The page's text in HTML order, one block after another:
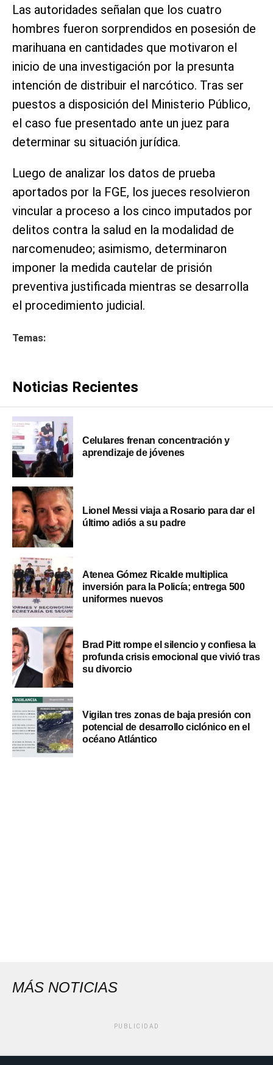
Las autoridades señalan que los cuatro
hombres fueron sorprendidos en posesión de
marihuana en cantidades que motivaron el
inicio de una investigación por la presunta
intención de distribuir el narcótico. Tras ser
puestos a disposición del Ministerio Público,
el caso fue presentado ante un juez para
determinar su situación jurídica.
Luego de analizar los datos de prueba
aportados por la FGE, los jueces resolvieron
vincular a proceso a los cinco imputados por
delitos contra la salud en la modalidad de
narcomenudeo; asimismo, determinaron
imponer la medida cautelar de prisión
preventiva justificada mientras se desarrolla
el procedimiento judicial.
Temas:
Noticias Recientes
Celulares frenan concentración y
aprendizaje de jóvenes
Lionel Messi viaja a Rosario para dar el
último adiós a su padre
Atenea Gómez Ricalde multiplica
inversión para la Policía; entrega 500
uniformes nuevos
Brad Pitt rompe el silencio y confiesa la
profunda crisis emocional que vivió tras
su divorcio
Vigilan tres zonas de baja presión con
potencial de desarrollo ciclónico en el
océano Atlántico
MÁS NOTICIAS
PUBLICIDAD